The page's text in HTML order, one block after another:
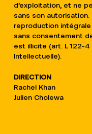
d’exploitation, et ne
sans son
reproduction
sans consentement
est illicite (art. L 122-
Intellectuelle).
DIRECTION
Rachel Khan
Julien Cholewa